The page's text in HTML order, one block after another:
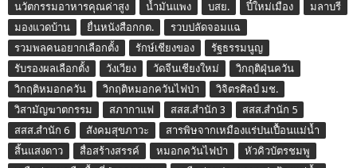
นวัตกรรมอาหารคุณค่าสูง
น้ำมันแพง บสย. ปี๋ใหม่เมือง
มลาบรี
มองแวดบ้าน
ยื่นหนังสือกกต.
รวบปลัดจอมแฉ
รวมพลคนอยากเลือกตั้ง
รักษ์เชียงของ
รัฐธรรมนูญ
รับรองผลเลือกตั้ง
วังเวียง วัดจีนเชียงใหม่
วิกฤติฝุ่นควัน
วิกฤติหมอกควัน
วิกฤติหมอกควันไฟป่า
วิจิตรศิลป์ มช.
วิสามัญฆาตกรรม
สภากาแฟ สสส.สำนัก 3
สสส.สำนัก 5
สสส.สำนัก 6
สังคมสุขภาวะ
สารพิษจากเหมืองแร่ปนเปื้อนแม่น้ำ
สิ้นแสงดาว
สื่อสร้างสรรค์ หมอกควันไฟป่า
หัวคิวบัตรชมพู